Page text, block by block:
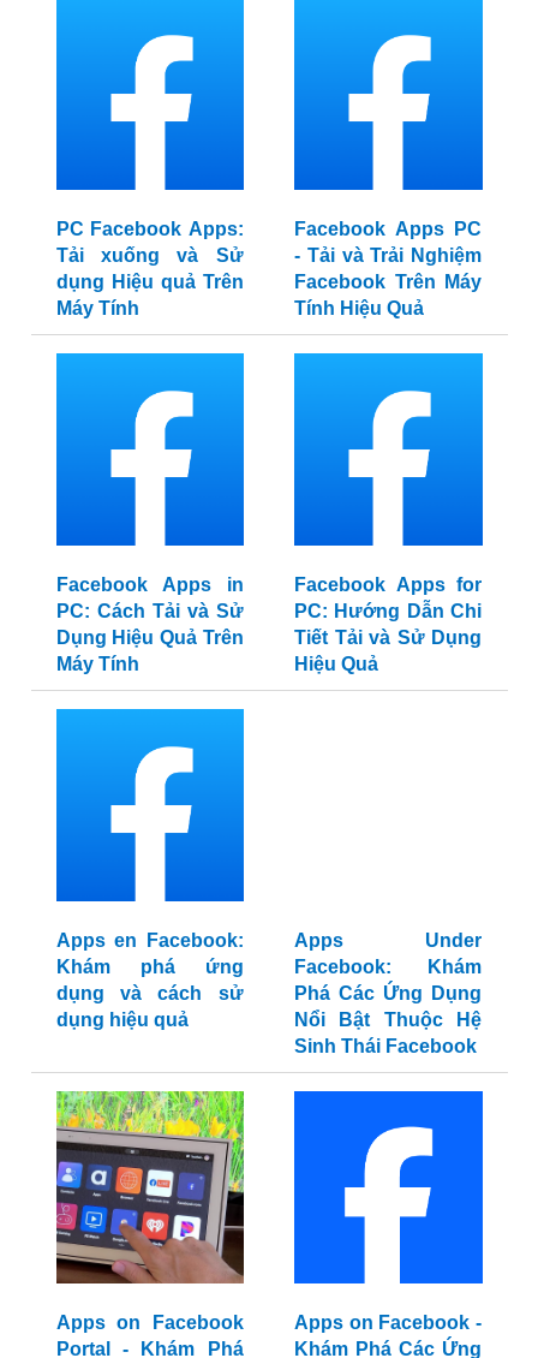
PC Facebook Apps:
Tải xuống và Sử
dụng Hiệu quả Trên
Máy Tính
Facebook Apps PC
- Tải và Trải Nghiệm
Facebook Trên Máy
Tính Hiệu Quả
Facebook Apps in
PC: Cách Tải và Sử
Dụng Hiệu Quả Trên
Máy Tính
Facebook Apps for
PC: Hướng Dẫn Chi
Tiết Tải và Sử Dụng
Hiệu Quả
Apps en Facebook:
Khám phá ứng
dụng và cách sử
dụng hiệu quả
Apps Under
Facebook: Khám
Phá Các Ứng Dụng
Nổi Bật Thuộc Hệ
Sinh Thái Facebook
Apps on Facebook
Portal - Khám Phá
Apps on Facebook -
Khám Phá Các Ứng